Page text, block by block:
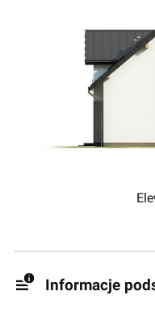
Informacje